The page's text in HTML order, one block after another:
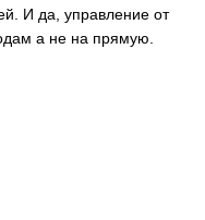
И да, управление от
а не на прямую.